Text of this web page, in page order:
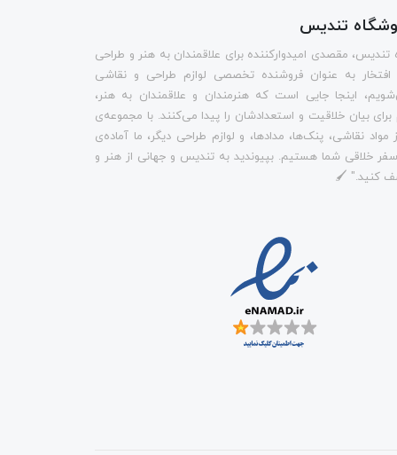
تندیس
تندیس، مقصدی امیدوارکننده برای علاقمندان به هنر و طراحی
به عنوان فروشنده تخصصی لوازم طراحی و نقاشی
اینجا جایی است که هنرمندان و علاقمندان به هنر،
برای بیان خلاقیت و استعدادشان را پیدا می‌کنند. با مجموعه‌ی
مواد نقاشی، پنک‌ها، مدادها، و لوازم طراحی دیگر، ما آماده‌ی
خلاقی شما هستیم. بپیوندید به تندیس و جهانی از هنر و
کنید." 🖌️